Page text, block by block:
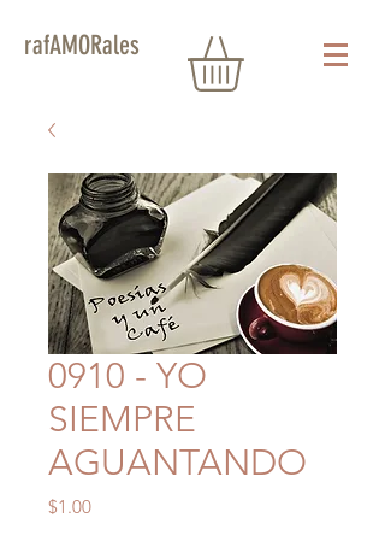
rafAMORales
0910 - YO
SIEMPRE
AGUANTANDO
$1.00Precio